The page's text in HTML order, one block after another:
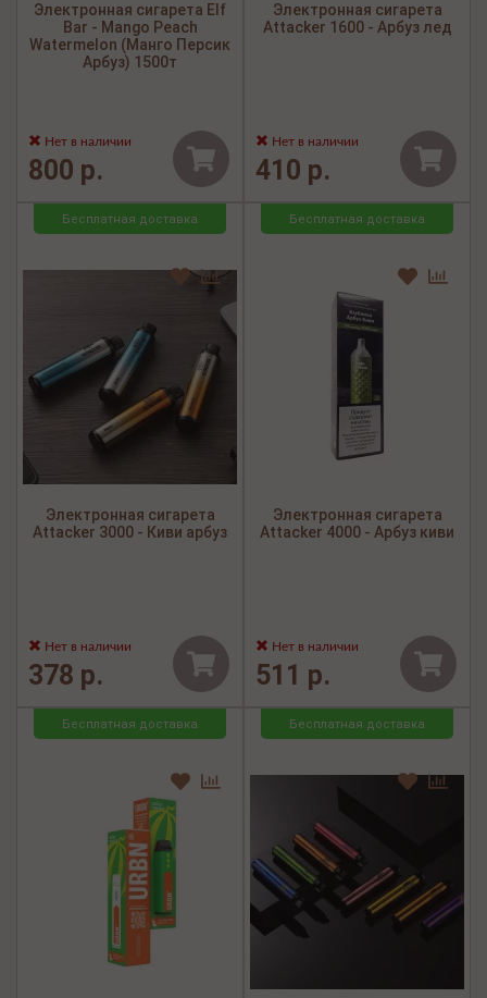
Электронная сигарета Elf
Bar - Mango Peach
Watermelon (Манго Персик
Арбуз) 1500т
Нет в наличии
800 р.
Электронная сигарета
Attacker 1600 - Арбуз лед
Нет в наличии
410 р.
Бесплатная доставка
Электронная сигарета
Attacker 3000 - Киви арбуз
Нет в наличии
378 р.
Бесплатная доставка
Электронная сигарета
Attacker 4000 - Арбуз киви
Нет в наличии
511 р.
Бесплатная доставка Бесплатная доставка